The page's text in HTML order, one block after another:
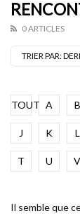
0 ARTICLES
TRIER PAR:
TOUT A B
J K L
T U V
Il semble que